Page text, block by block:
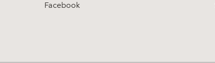
Facebook